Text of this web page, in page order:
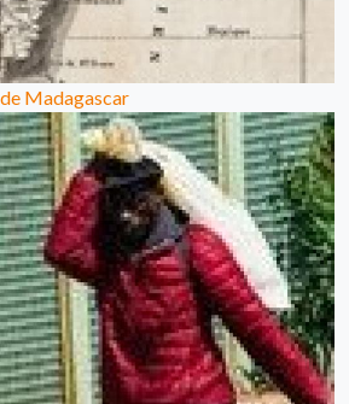
Madagascar